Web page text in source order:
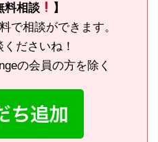
料相談
】
で相談ができます。
ださいね！
の会員の方を除く